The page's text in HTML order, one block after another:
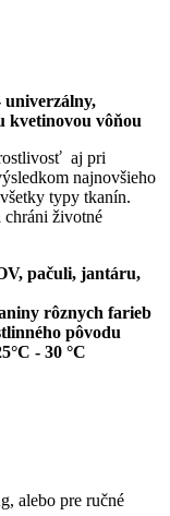
kvetinovou vôňou
aj pri
najnovšieho
typy tkanín.
chráni životné
pačuli, jantáru,
rôznych farieb
pôvodu
- 30 °C
alebo pre ručné